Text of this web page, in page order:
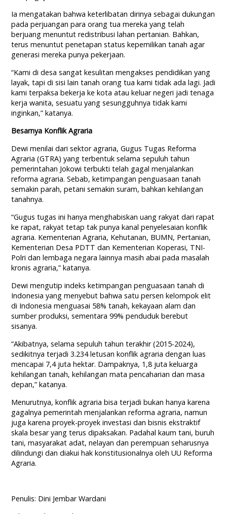
Ia mengatakan bahwa keterlibatan dirinya sebagai dukungan
pada perjuangan para orang tua mereka yang telah
berjuang menuntut redistribusi lahan pertanian. Bahkan,
terus menuntut penetapan status kepemilikan tanah agar
generasi mereka punya pekerjaan.
“Kami di desa sangat kesulitan mengakses pendidikan yang
layak, tapi di sisi lain tanah orang tua kami tidak ada lagi. Jadi
kami terpaksa bekerja ke kota atau keluar negeri jadi tenaga
kerja wanita, sesuatu yang sesungguhnya tidak kami
inginkan,” katanya.
Besarnya Konflik Agraria
Dewi menilai dari sektor agraria, Gugus Tugas Reforma
Agraria (GTRA) yang terbentuk selama sepuluh tahun
pemerintahan Jokowi terbukti telah gagal menjalankan
reforma agraria. Sebab, ketimpangan penguasaan tanah
semakin parah, petani semakin suram, bahkan kehilangan
tanahnya.
“Gugus tugas ini hanya menghabiskan uang rakyat dari rapat
ke rapat, rakyat tetap tak punya kanal penyelesaian konflik
agraria. Kementerian Agraria, Kehutanan, BUMN, Pertanian,
Kementerian Desa PDTT dan Kementerian Koperasi, TNI-
Polri dan lembaga negara lainnya masih abai pada masalah
kronis agraria,” katanya.
Dewi mengutip indeks ketimpangan penguasaan tanah di
Indonesia yang menyebut bahwa satu persen kelompok elit
di Indonesia menguasai 58% tanah, kekayaan alam dan
sumber produksi, sementara 99% penduduk berebut
sisanya.
“Akibatnya, selama sepuluh tahun terakhir (2015-2024),
sedikitnya terjadi 3.234 letusan konflik agraria dengan luas
mencapai 7,4 juta hektar. Dampaknya, 1,8 juta keluarga
kehilangan tanah, kehilangan mata pencaharian dan masa
depan,” katanya.
Menurutnya, konflik agraria bisa terjadi bukan hanya karena
gagalnya pemerintah menjalankan reforma agraria, namun
juga karena proyek-proyek investasi dan bisnis ekstraktif
skala besar yang terus dipaksakan. Padahal kaum tani, buruh
tani, masyarakat adat, nelayan dan perempuan seharusnya
dilindungi dan diakui hak konstitusionalnya oleh UU Reforma
Agraria.
Penulis: Dini Jembar Wardani